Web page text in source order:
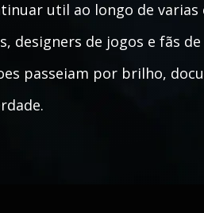
util ao longo de varias
designers de jogos e fãs
passeiam por brilho,